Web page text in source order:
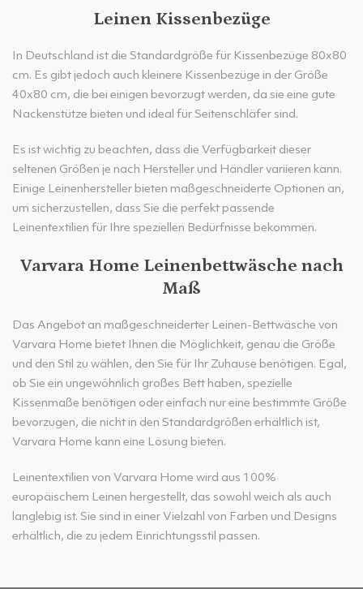
Leinen Kissenbezüge
In Deutschland ist die Standardgröße für Kissenbezüge 80x80
cm. Es gibt jedoch auch kleinere Kissenbezüge in der Größe
40x80 cm, die bei einigen bevorzugt werden, da sie eine gute
Nackenstütze bieten und ideal für Seitenschläfer sind.
Es ist wichtig zu beachten, dass die Verfügbarkeit dieser
seltenen Größen je nach Hersteller und Händler variieren kann.
Einige Leinenhersteller bieten maßgeschneiderte Optionen an,
um sicherzustellen, dass Sie die perfekt passende
Leinentextilien für Ihre speziellen Bedürfnisse bekommen.
Varvara Home Leinenbettwäsche nach
Maß
Das Angebot an maßgeschneiderter Leinen-Bettwäsche von
Varvara Home bietet Ihnen die Möglichkeit, genau die Größe
und den Stil zu wählen, den Sie für Ihr Zuhause benötigen. Egal,
ob Sie ein ungewöhnlich großes Bett haben, spezielle
Kissenmaße benötigen oder einfach nur eine bestimmte Größe
bevorzugen, die nicht in den Standardgrößen erhältlich ist,
Varvara Home kann eine Lösung bieten.
Leinentextilien von Varvara Home wird aus 100%
europäischem Leinen hergestellt, das sowohl weich als auch
langlebig ist. Sie sind in einer Vielzahl von Farben und Designs
erhältlich, die zu jedem Einrichtungsstil passen.